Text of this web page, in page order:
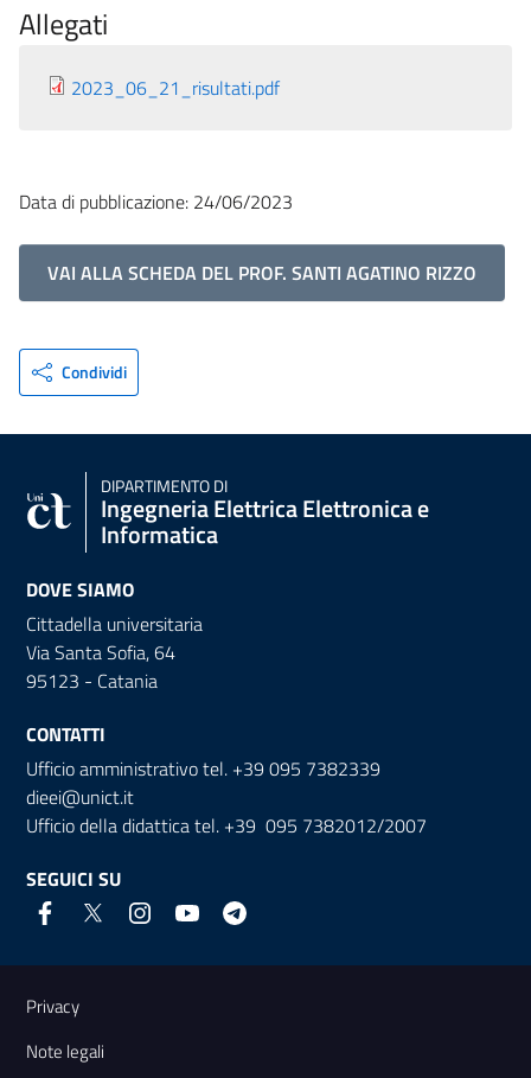
Allegati
2023_06_21_risultati.pdf
Data di pubblicazione: 24/06/2023
VAI ALLA SCHEDA DEL PROF. SANTI AGATINO RIZZO
Condividi
DIPARTIMENTO DI
Ingegneria Elettrica Elettronica e
Informatica
DOVE SIAMO
Cittadella universitaria
Via Santa Sofia, 64
95123 - Catania
CONTATTI
Ufficio amministrativo tel. +39 095 7382339
dieei@unict.it
Ufficio della didattica tel. +39 095 7382012/2007
SEGUICI SU
Link e informazioni utili
Privacy
Note legali